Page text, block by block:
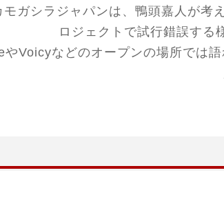
モガシラジャパンは、鴨頭嘉人が考
ロジェクトで試行錯誤する
やVoicyなどのオープンの場所では